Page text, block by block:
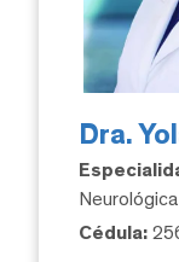
Dra.
Cédula: